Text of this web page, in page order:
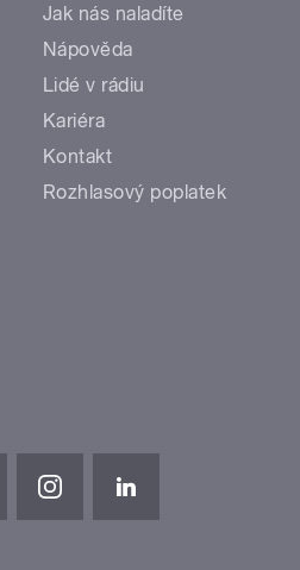
Jak nás naladíte
Nápověda
Lidé v rádiu
Kariéra
Kontakt
Rozhlasový poplatek